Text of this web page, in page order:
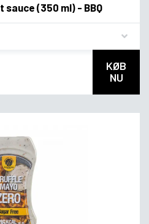
(350 ml) - BBQ
KØB
NU